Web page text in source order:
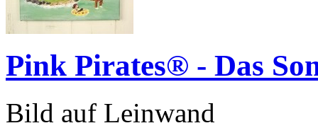
Pink Pirates® - Das
Bild auf Leinwand